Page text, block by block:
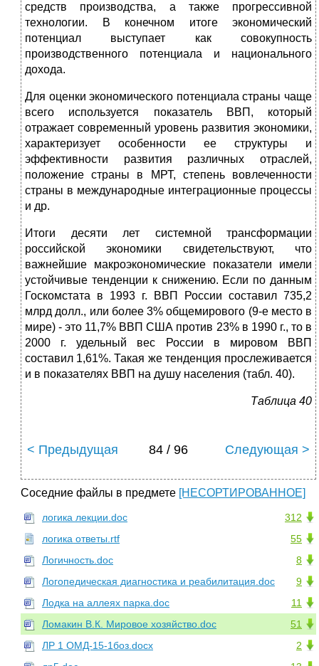
средств производства, а также прогрессивной
технологии. В конечном итоге экономический
потенциал выступает как совокупность
производственного потенциала и национального
дохода.
Для оценки экономического потенциала страны чаще
всего используется показатель ВВП, который
отражает современный уровень развития экономики,
характеризует особенности ее структуры и
эффективности развития различных отраслей,
положение страны в МРТ, степень вовлеченности
страны в международные интеграционные процессы
и др.
Итоги десяти лет системной трансформации
российской экономики свидетельствуют, что
важнейшие макроэкономические показатели имели
устойчивые тенденции к снижению. Если по данным
Госкомстата в 1993 г. ВВП России составил 735,2
млрд долл., или более 3% общемирового (9-е место в
мире) - это 11,7% ВВП США против 23% в 1990 г., то в
2000 г. удельный вес России в мировом ВВП
составил 1,61%. Такая же тенденция прослеживается
и в показателях ВВП на душу населения (табл. 40).
Таблица 40
< Предыдущая 84 / 96 Следующая >
Соседние файлы в предмете [НЕСОРТИРОВАННОЕ]
312
логика лекции.doc
55
логика ответы.rtf
8
Логичность.doc
9
Логопедическая диагностика и реабилитация.doc
11
Лодка на аллеях парка.doc
51
Ломакин В.К. Мировое хозяйство.doc
2
ЛР 1 ОМД-15-1боз.docx